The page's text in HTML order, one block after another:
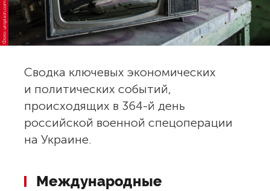
Фото: unsplash.com
Сводка ключевых экономических
и политических событий,
происходящих в 364-й день
российской военной спецоперации
на Украине.
Международные